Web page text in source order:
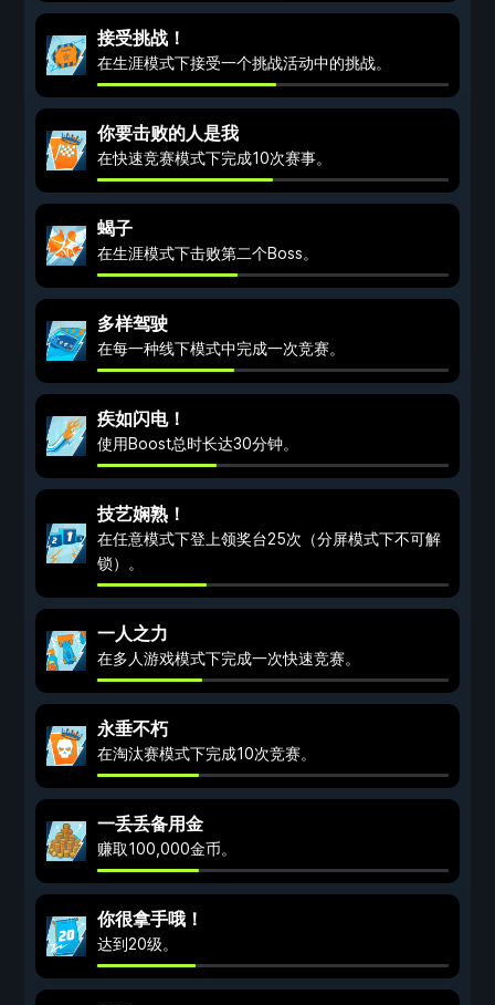
接受挑战！
在生涯模式下接受一个挑战活动中的挑战。
你要击败的人是我
在快速竞赛模式下完成10次赛事。
蝎子
在生涯模式下击败第二个Boss。
多样驾驶
在每一种线下模式中完成一次竞赛。
疾如闪电！
使用Boost总时长达30分钟。
技艺娴熟！
在任意模式下登上领奖台25次（分屏模式下不可解
锁）。
一人之力
在多人游戏模式下完成一次快速竞赛。
永垂不朽
在淘汰赛模式下完成10次竞赛。
一丢丢备用金
赚取100,000金币。
你很拿手哦！
达到20级。